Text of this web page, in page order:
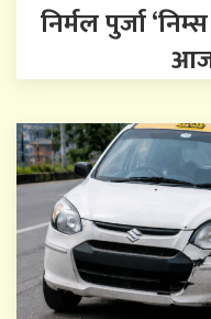
निर्मल पुर्जा
आज